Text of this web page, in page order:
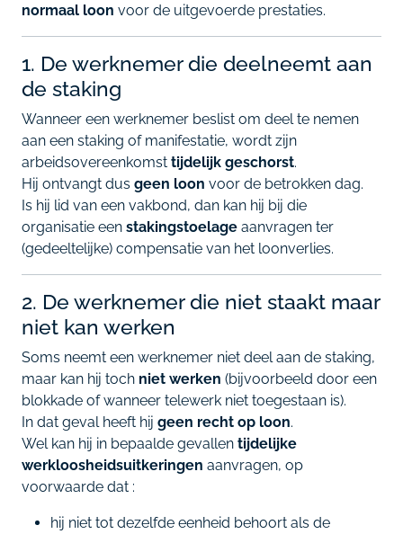
normaal loon voor de uitgevoerde prestaties.
1. De werknemer die deelneemt aan
de staking
Wanneer een werknemer beslist om deel te nemen
aan een staking of manifestatie, wordt zijn
arbeidsovereenkomst tijdelijk geschorst.
Hij ontvangt dus geen loon voor de betrokken dag.
Is hij lid van een vakbond, dan kan hij bij die
organisatie een stakingstoelage aanvragen ter
(gedeeltelijke) compensatie van het loonverlies.
2. De werknemer die niet staakt maar
niet kan werken
Soms neemt een werknemer niet deel aan de staking,
maar kan hij toch niet werken (bijvoorbeeld door een
blokkade of wanneer telewerk niet toegestaan is).
In dat geval heeft hij geen recht op loon.
Wel kan hij in bepaalde gevallen tijdelijke
werkloosheidsuitkeringen aanvragen, op
voorwaarde dat :
hij niet tot dezelfde eenheid behoort als de